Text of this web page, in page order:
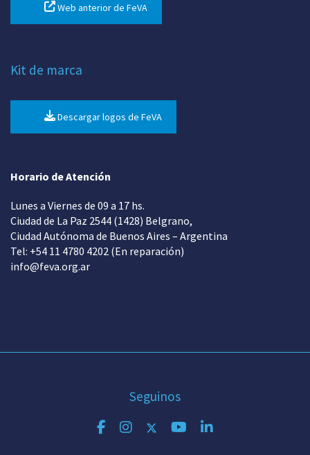
Web anterior de FeVA
Kit de marca
Descargar logos de FeVA
Horario de Atención
Lunes a Viernes de 09 a 17 hs.
Ciudad de La Paz 2544 (1428) Belgrano,
Ciudad Autónoma de Buenos Aires – Argentina
Tel: +54 11 4780 4202 (En reparación)
info@feva.org.ar
Seguinos